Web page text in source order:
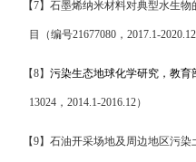
【7】 石墨烯纳米材料对典型水生物
目（编号21677080， 2017.1-2020.12
【8】 污染生态地球化学研究，教育
13024， 2014.1-2016.12）
【9】 石油开采场地及周边地区污